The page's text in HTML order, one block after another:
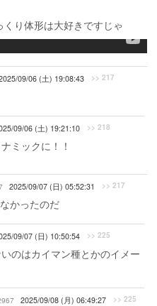
り体形は大好きですじゃ
09/06 (土) 19:08:43 >> 217
09/06 (土) 19:21:10 >> 218
ミックに！！
2025/09/07 (日) 05:52:31 >> 217
かったのだ
09/07 (日) 10:50:54 >> 225
のはカイマン種とかのイメー
2025/09/08 (月) 06:49:27 >> 225